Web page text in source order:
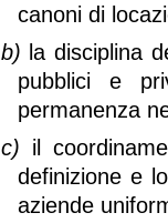
canoni di
b) la disciplina
pubblici e
permanenza
c) il
definizione e
aziende